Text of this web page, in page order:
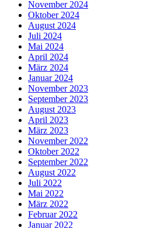
November 2024
Oktober 2024
August 2024
Juli 2024
Mai 2024
April 2024
März 2024
Januar 2024
November 2023
September 2023
August 2023
April 2023
März 2023
November 2022
Oktober 2022
September 2022
August 2022
Juli 2022
Mai 2022
März 2022
Februar 2022
Januar 2022